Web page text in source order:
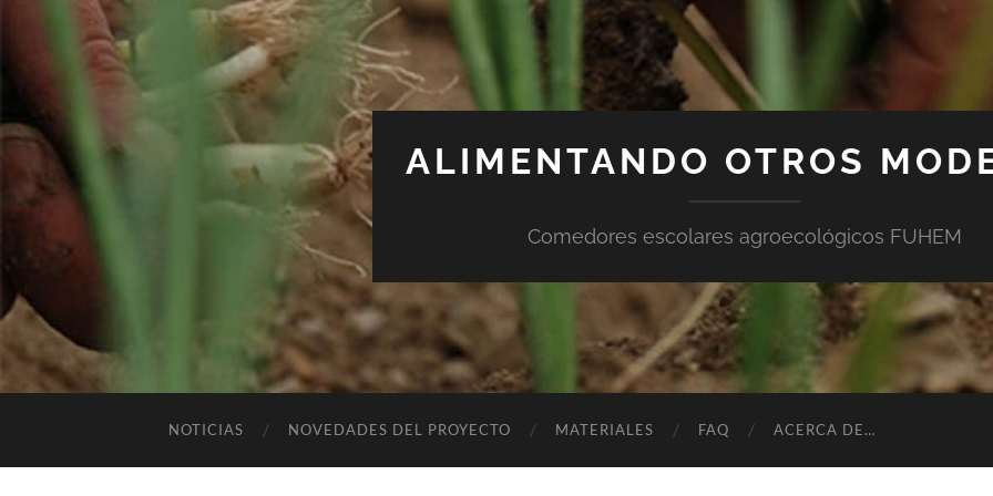
ALIMENTANDO OTROS
Comedores escolares agroecológicos FUHEM
NOTICIAS NOVEDADES DEL PROYECTO MATERIALES FAQ ACERCA DE…